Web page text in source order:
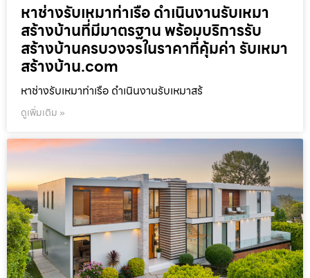
หาช่างรับเหมาท่าเรือ ดำเนินงานรับเหมา
สร้างบ้านที่มีมาตรฐาน พร้อมบริการรับ
สร้างบ้านครบวงจรในราคาที่คุ้มค่า รับเหมา
สร้างบ้าน.com
หาช่างรับเหมาท่าเรือ ดำเนินงานรับเหมาสร้
ดูเพิ่มเติม »